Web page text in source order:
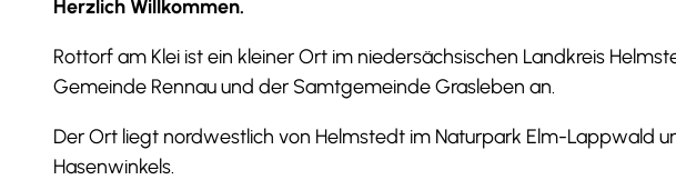
Herzlich Willkommen.
Rottorf am Klei ist ein kleiner Ort im niedersächsischen Landkreis
Gemeinde Rennau und der Samtgemeinde Grasleben an.
Der Ort liegt nordwestlich von Helmstedt im Naturpark Elm-Lappwald
Hasenwinkels.